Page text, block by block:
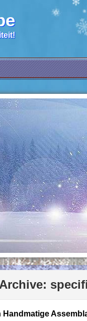
Handmatige